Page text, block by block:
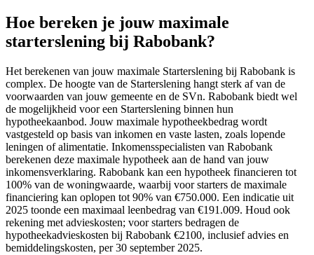
Hoe bereken je jouw maximale
starterslening bij Rabobank?
Het berekenen van jouw maximale Starterslening bij Rabobank is
complex. De hoogte van de Starterslening hangt sterk af van de
voorwaarden van jouw gemeente en de SVn. Rabobank biedt wel
de mogelijkheid voor een Starterslening binnen hun
hypotheekaanbod. Jouw maximale hypotheekbedrag wordt
vastgesteld op basis van inkomen en vaste lasten, zoals lopende
leningen of alimentatie. Inkomensspecialisten van Rabobank
berekenen deze maximale hypotheek aan de hand van jouw
inkomensverklaring. Rabobank kan een hypotheek financieren tot
100% van de woningwaarde, waarbij voor starters de maximale
financiering kan oplopen tot 90% van €750.000. Een indicatie uit
2025 toonde een maximaal leenbedrag van €191.009. Houd ook
rekening met advieskosten; voor starters bedragen de
hypotheekadvieskosten bij Rabobank €2100, inclusief advies en
bemiddelingskosten, per 30 september 2025.